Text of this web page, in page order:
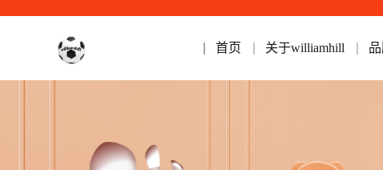
首页 关于williamhill